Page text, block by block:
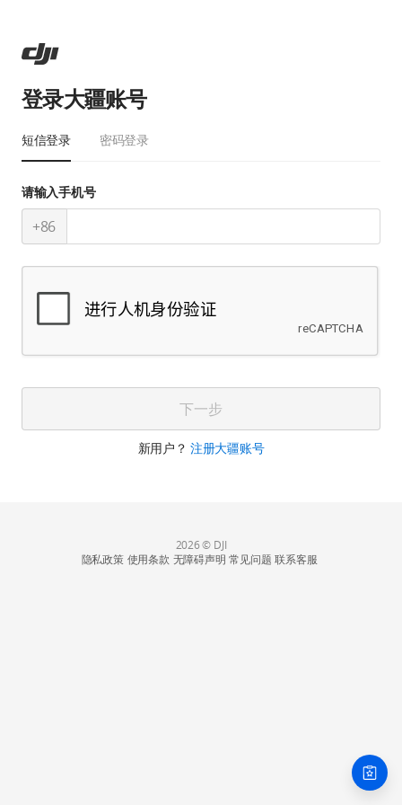
登录大疆账号
短信登录 密码登录
请输入手机号
+86
下一步
新用户？注册大疆账号
2026 © DJI
隐私政策 使用条款 无障碍声明 常见问题 联系客服